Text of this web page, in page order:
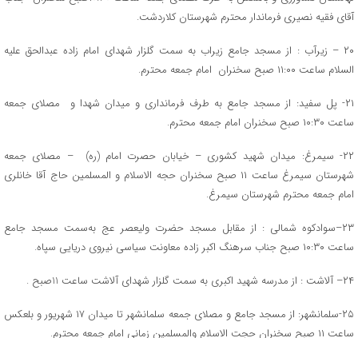
آقای فقیه نصیری فرماندار محترم شهرستان کلاردشت.
۲۰ – زیرآب : از مسجد جامع زیراب به سمت گلزار شهدای امام زاده عبدالحق عليه
السلام ساعت ۱۱:۰۰ صبح سخنران امام جمعه محترم.
۲۱- پل سفید: از مسجد جامع به طرف فرمانداری و میدان شهدا و مصلای جمعه
ساعت ۱۰:۳۰ صبح سخنران امام جمعه محترم.
۲۲- سیمرغ: میدان شهید کشوری – خیابان حصرت امام (ره) – مصلای جمعه
شهرستان سیمرغ ساعت ۱۱ صبح سخنران حجه الاسلام و المسلمین حاج آقا خانلری
امام جمعه محترم شهرستان سیمرغ.
۲۳–سوادکوه شمالی : ‌از مقابل مسجد حضرت ولیعصر عج به‌سمت مسجد جامع
‌ساعت ۱۰:۳۰ صبح جناب سرهنگ اکبر زاده معاونت سیاسی نیروی دریایی سپاه.
۲۴– آلاشت : از مدرسه شهید اکبری به سمت گلزار شهدای آلاشت ساعت 11صبح .
۲۵-سلمانشهر: از مسجد جامع و مصلای جمعه سلمانشهر تا میدان ۱۷ شهریور و بلعکس
ساعت ۱۱ صبح سخنران حجت الاسلام والمسلمین زمانی امام جمعه محترم.